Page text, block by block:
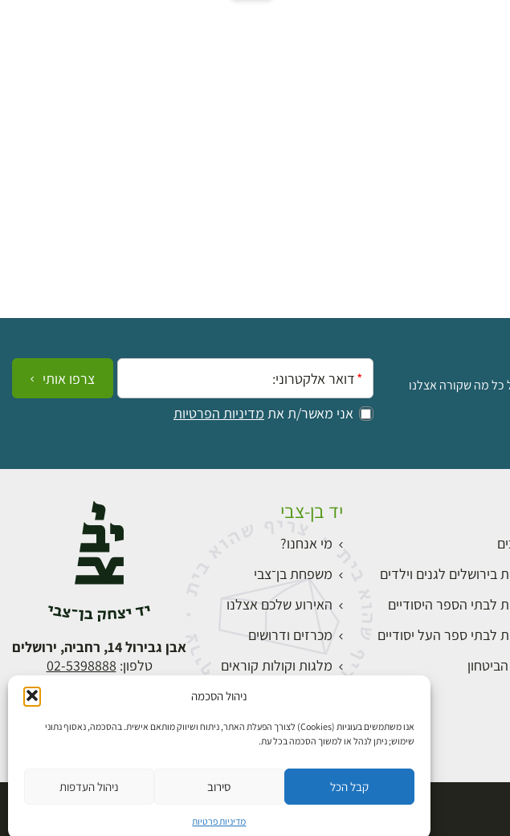
ניהול הסכמה
אנו משתמשים בעוגיות (Cookies) לצורך הפעלת האתר, ניתוח ושיווק מותאם אישית. בהסכמה, נאסוף נתוני
שימוש; ניתן לנהל או למשוך הסכמה בכל עת.
קבל הכל סירוב ניהול העדפות
מדיניות פרטיות
כל מה שקורה אצלנו
אימייל:
אני מאשר/ת את מדיניות הפרטיות
צרפו אותי
בירושלים לגנים וילדים
לבתי הספר היסודיים
לבתי ספר העל יסודיים
יד בן-צבי
מי אנחנו?
משפחת בן־צבי
האירוע שלכם אצלנו
מכרזים ודרושים
מלגות וקולות קוראים
התחברות
אבן גבירול 14, רחביה, ירושלים
טלפון: 02-5398888